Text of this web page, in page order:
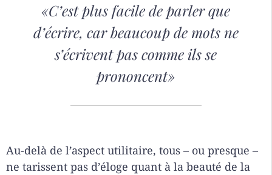
«C’est plus facile de parler que
d’écrire, car beaucoup de mots ne
s’écrivent pas comme ils se
prononcent»
Au-delà de l’aspect utilitaire, tous – ou presque –
ne tarissent pas d’éloge quant à la beauté de la